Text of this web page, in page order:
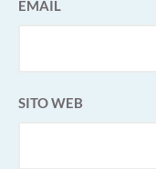
EMAIL
SITO WEB